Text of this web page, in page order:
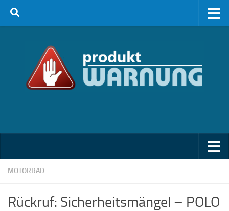
Zum Inhalt springen
MOTORRAD
Rückruf: Sicherheitsmängel – POLO